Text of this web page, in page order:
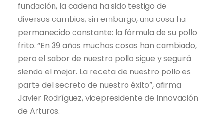
fundación, la cadena ha sido testigo de
diversos cambios; sin embargo, una cosa ha
permanecido constante: la fórmula de su pollo
frito. “En 39 años muchas cosas han cambiado,
pero el sabor de nuestro pollo sigue y seguirá
siendo el mejor. La receta de nuestro pollo es
parte del secreto de nuestro éxito”, afirma
Javier Rodríguez, vicepresidente de Innovación
de Arturos.